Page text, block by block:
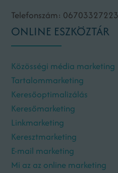
Telefonszám: 06703327223
ONLINE ESZKÖZTÁR
Közösségi média marketing
Tartalommarketing
Keresőoptimalizálás
Keresőmarketing
Linkmarketing
Keresztmarketing
E-mail marketing
Mi az az online marketing